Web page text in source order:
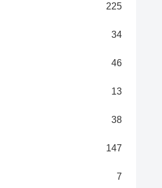
225
34
46
13
38
147
7